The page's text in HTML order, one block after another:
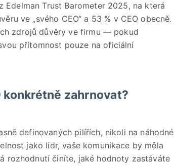
Trust Barometer 2025, na která
ve „svého CEO“ a 53 % v CEO obecně.
zdrojů důvěry ve firmu — pokud
přítomnost pouze na oficiální
konkrétně zahrnovat?
definovaných pilířích, nikoli na náhodné
jako lídr, vaše komunikace by měla
rozhodnutí činíte, jaké hodnoty zastáváte